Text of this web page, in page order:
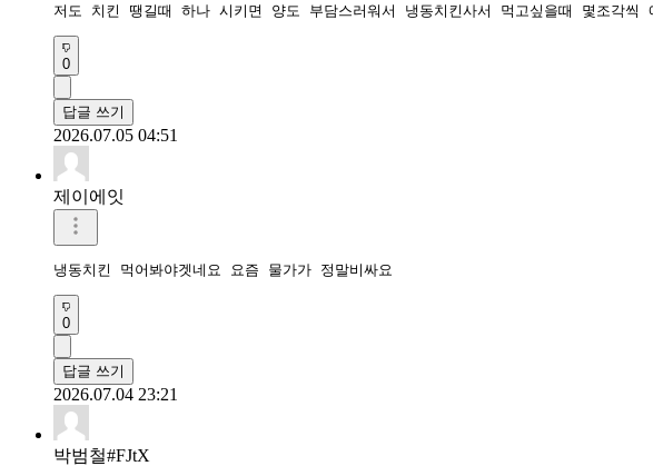
저도 치킨 땡길때 하나 시키면 양도 부담스러워서 냉동치킨사서 먹고싶을때 몇조각
0
답글 쓰기
2026.07.05 04:51
제이에잇
냉동치킨 먹어봐야겟네요 요즘 물가가 정말비싸요
0
답글 쓰기
2026.07.04 23:21
박범철#FJtX